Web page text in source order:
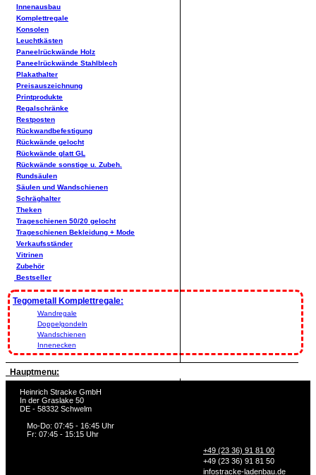
Innenausbau
Komplettregale
Konsolen
Leuchtkästen
Paneelrückwände Holz
Paneelrückwände Stahlblech
Plakathalter
Preisauszeichnung
Printprodukte
Regalschränke
Restposten
Rückwandbefestigung
Rückwände gelocht
Rückwände glatt GL
Rückwände sonstige u. Zubeh.
Rundsäulen
Säulen und Wandschienen
Schräghalter
Theken
Trageschienen 50/20 gelocht
Trageschienen Bekleidung + Mode
Verkaufsständer
Vitrinen
Zubehör
Bestseller
Tegometall Komplettregale:
Wandregale
Doppelgondeln
Wandschienen
Innenecken
Hauptmenu:
Heinrich Stracke GmbH
In der Graslake 50
DE - 58332 Schwelm
Mo-Do: 07:45 - 16:45 Uhr
Fr: 07:45 - 15:15 Uhr
+49 (23 36) 91 81 00
+49 (23 36) 91 81 50
infostracke-ladenbau.de